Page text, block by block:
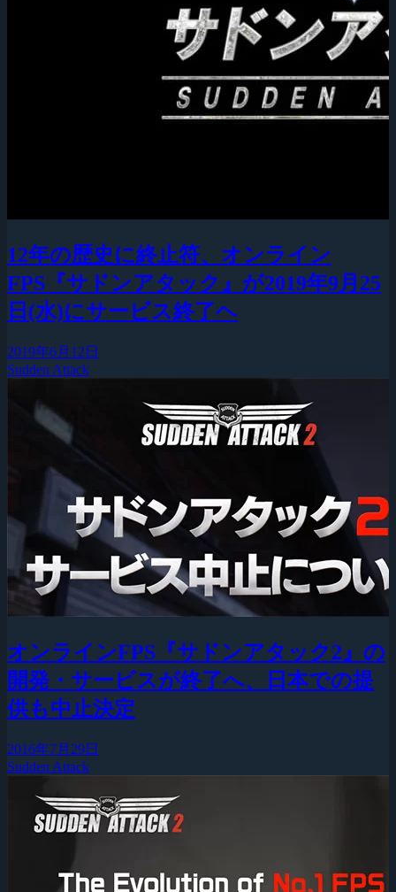
12年の歴史に終止符、オンライン
FPS『サドンアタック』が2019年9月25
日(水)にサービス終了ヘ
2019年6月12日
Sudden Attack
オンラインFPS『サドンアタック2』の
開発・サービスが終了へ、日本での提
供も中止決定
2016年7月29日
Sudden Attack